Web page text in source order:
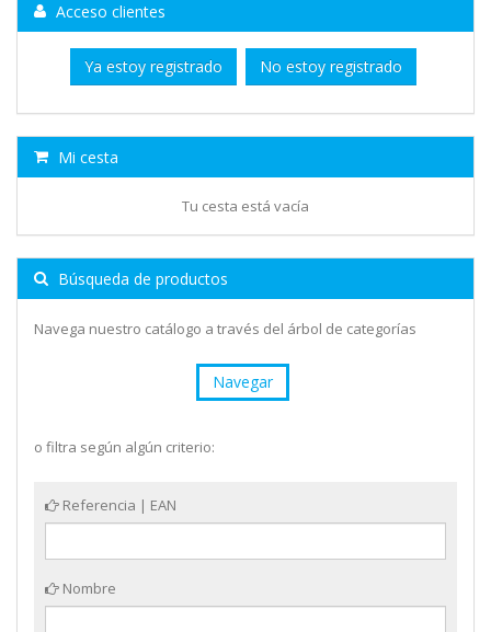
Acceso clientes
Ya estoy registrado No estoy registrado
Mi cesta
Tu cesta está vacía
Búsqueda de productos
Navega nuestro catálogo a través del árbol de categorías
Navegar
o filtra según algún criterio:
Referencia | EAN
Nombre